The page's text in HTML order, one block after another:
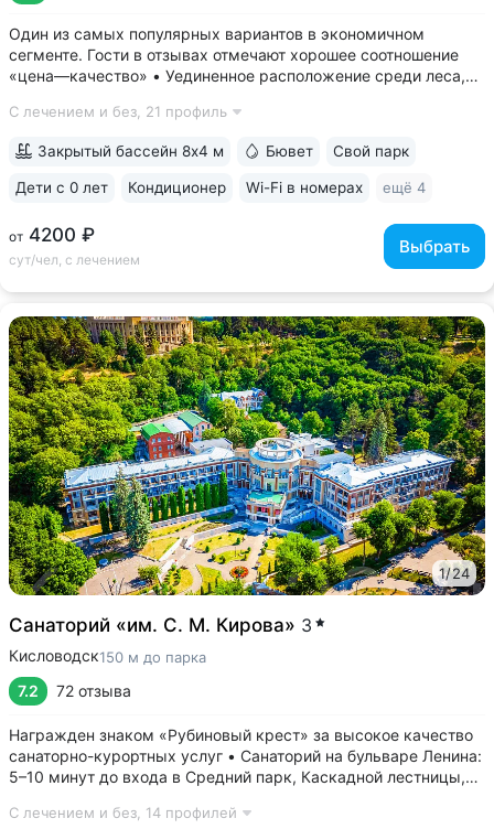
Один из самых популярных вариантов в экономичном
сегменте. Гости в отзывах отмечают хорошее соотношение
«цена—качество» • Уединенное расположение среди леса,
заповедника 6 га с цветущими деревьями, беседками,
С лечением и без, 21 профиль
от 4200 ₽
сут/чел, с лечением
Выбрать
Закрытый бассейн 8х4 м Бювет Свой парк
Дети с 0 лет Кондиционер Wi-Fi в номерах ещё 4
1/24
Санаторий «им. С. М. Кирова» 3
Кисловодск150 м до парка
7.2 72 отзыва
Награжден знаком «Рубиновый крест» за высокое качество
санаторно-курортных услуг • Санаторий на бульваре Ленина:
5–10 минут до входа в Средний парк, Каскадной лестницы,
на высоте 950 м: мягкий перепад высот, горный воздух,
С лечением и без, 14 профилей